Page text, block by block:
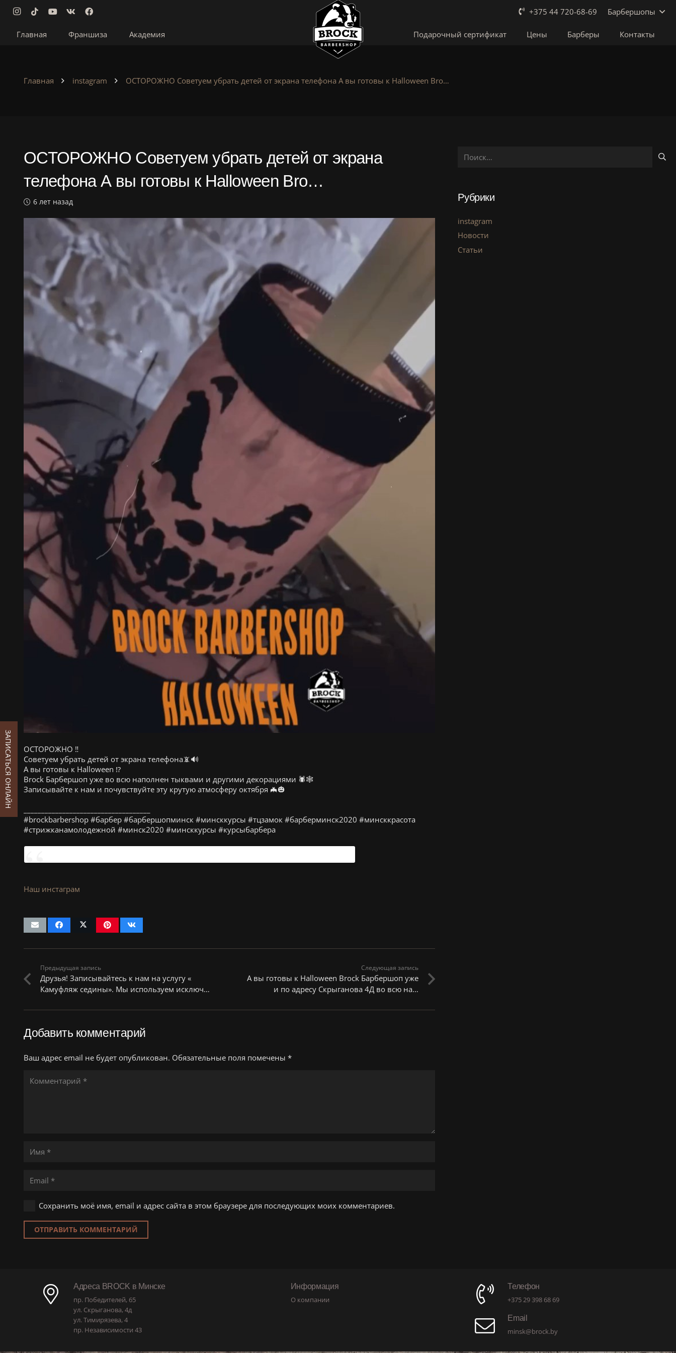
+375 44 720-68-69 Барбершопы
Главная Франшиза Академия Подарочный сертификат Цены Барберы Контакты
Главная instagram ОСТОРОЖНО Советуем убрать детей от экрана телефона А вы готовы к Halloween Bro…
ОСТОРОЖНО Советуем убрать детей от экрана
телефона А вы готовы к Halloween Bro…
6 лет назад
ОСТОРОЖНО ‼️
Советуем убрать детей от экрана телефона📵🔊
А вы готовы к Halloween ⁉️
Brock Барбершоп уже во всю наполнен тыквами и другими декорациями 🕷🕸
Записывайте к нам и почувствуйте эту крутую атмосферу октября 🦇🎃
#brockbarbershop #барбер #барбершопминск #минсккурсы #тцзамок #барберминск2020 #минсккрасота
#стрижканамолодежной #минск2020 #минсккурсы #курсыбарбера
Наш инстаграм
Предыдущая запись
Друзья! Записывайтесь к нам на услугу «
Камуфляж седины». Мы используем исключ…
Следующая запись
А вы готовы к Halloween Brock Барбершоп уже
и по адресу Скрыганова 4Д во всю на…
Добавить комментарий
Ваш адрес email не будет опубликован. Обязательные поля помечены *
Сохранить моё имя, email и адрес сайта в этом браузере для последующих моих комментариев.
ОТПРАВИТЬ КОММЕНТАРИЙ
Рубрики
instagram
Новости
Статьи
Адреса BROCK в Минске
пр. Победителей, 65
ул. Скрыганова, 4д
ул. Тимирязева, 4
пр. Независимости 43
Информация
О компании
Телефон
+375 29 398 68 69
Email
minsk@brock.by
ЗАПИСАТЬСЯ ОНЛАЙН